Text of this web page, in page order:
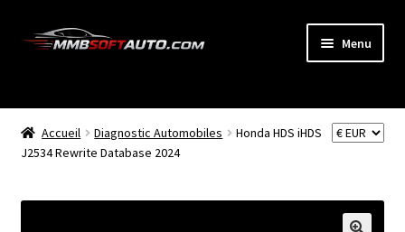
Aller
Aller
Menu
BOUTIQUE
Ouvrir
enfant
Accueil Diagnostic Automobiles
Honda HDS iHDS
J2534 Rewrite Database 2024